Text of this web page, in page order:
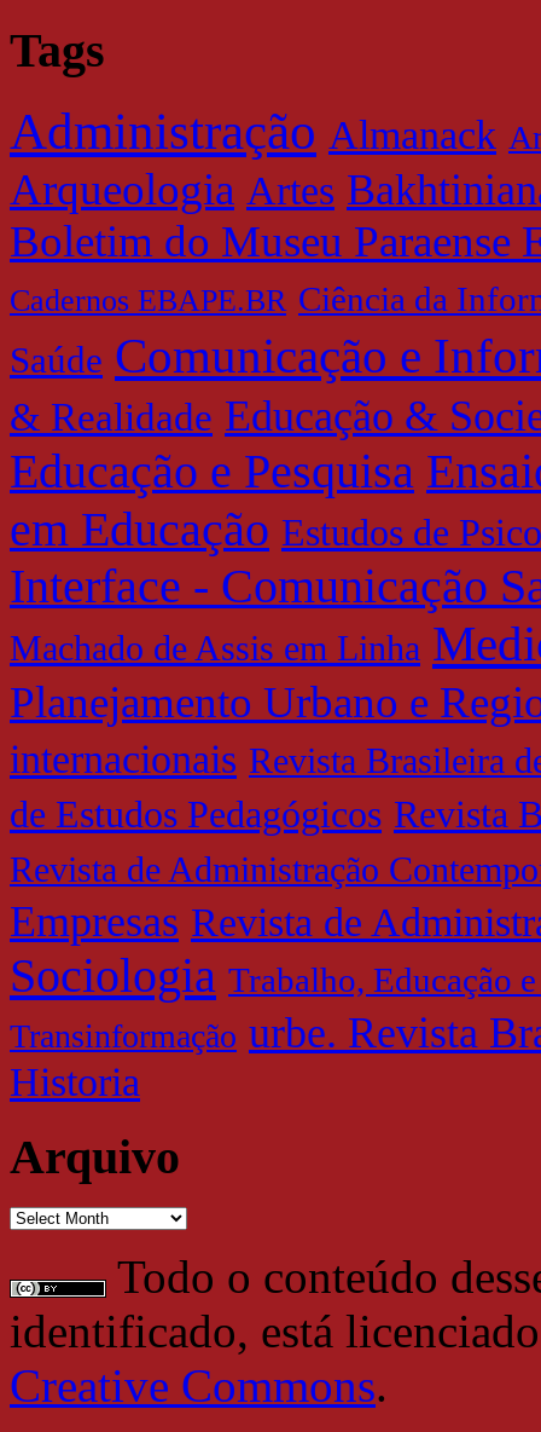
Tags
Administração Almanack
Arqueologia Artes
Boletim do Museu Paraense
Cadernos EBAPE.BR Ciência da
Saúde Comunicação e
& Realidade Educação &
Educação e Pesquisa
em Educação Estudos de
Interface - Comunicação
Machado de Assis em Linha
Planejamento Urbano e
internacionais Revista Brasileira
de Estudos Pedagógicos Revista
Revista de Administração
Empresas Revista de
Sociologia Trabalho, Educação
Transinformação urbe. Revista
Historia
Arquivo
Arquivo
Todo o conteúdo
identificado, está
Creative Commons.